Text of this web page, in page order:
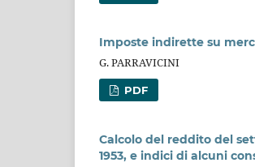
Imposte indirette su
G. PARRAVICINI
PDF
Calcolo del reddito del
1953, e indici di alcuni